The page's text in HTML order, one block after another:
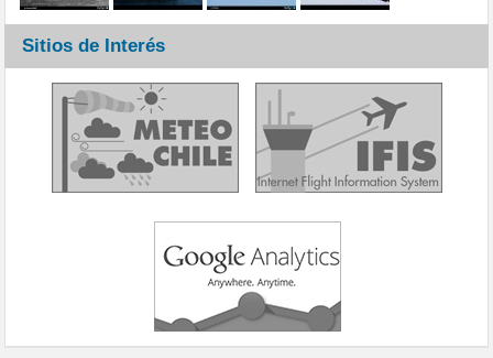
Sitios de Interés